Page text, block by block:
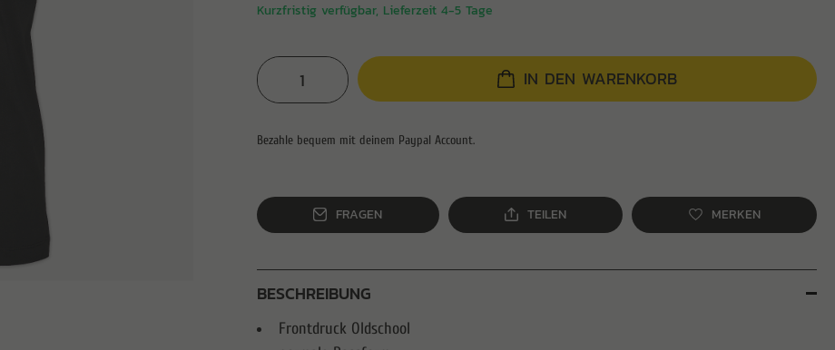
Kurzfristig verfügbar, Lieferzeit 4-5 Tage
IN DEN WARENKORB
FRAGEN TEILEN MERKEN
BESCHREIBUNG
Frontdruck Oldschool